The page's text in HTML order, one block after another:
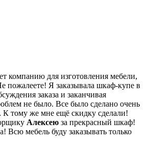
компанию для изготовления мебели,
пожалеете! Я заказывала шкаф-купе в
заказа и заканчивая
не было. Все было сделано очень
К тому же мне ещё скидку сделали!
Алексею за прекрасный шкаф!
Всю мебель буду заказывать только